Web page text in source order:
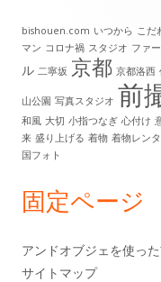
ー
ジ
送
り
イ
ン
サ
イ
バ
ー
bishouen.com いつから こだ
マン コロナ禍 スタジオ ファ
ル 二寧坂 京都 京都洛西
山公園 写真スタジオ 前
和風 大切 小指つなぎ 心付け
来 盛り上げる 着物 着物レン
国フォト
固定ページ
アンドオブジェを使っ
サイトマップ